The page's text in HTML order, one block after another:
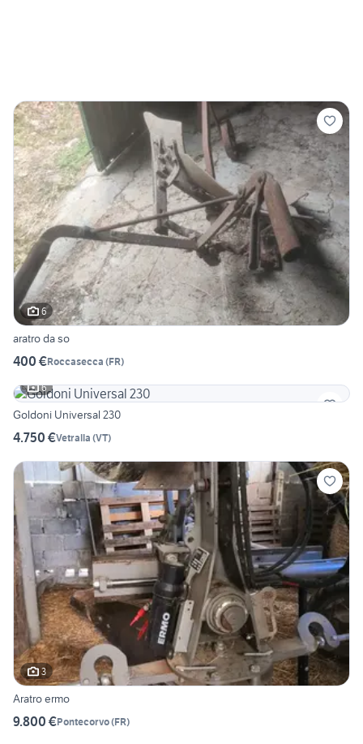
6
aratro da so
400 €Roccasecca (FR)
6
Goldoni Universal 230
4.750 €Vetralla (VT)
3
Aratro ermo
9.800 €Pontecorvo(FR)